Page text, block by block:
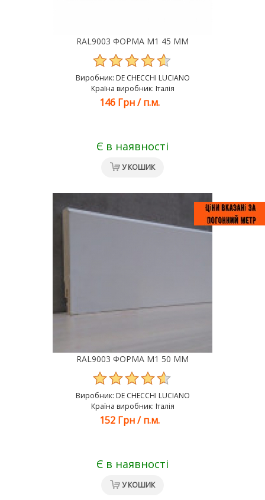
RAL9003 ФОРМА М1 45 ММ
Виробник: DE CHEСCHI LUCIANO
Країна виробник: Італія
146 Грн/п.м.
Є в наявності
У КОШИК
RAL9003 ФОРМА М1 50 ММ
Виробник: DE CHEСCHI LUCIANO
Країна виробник: Італія
152 Грн/п.м.
Є в наявності
У КОШИК